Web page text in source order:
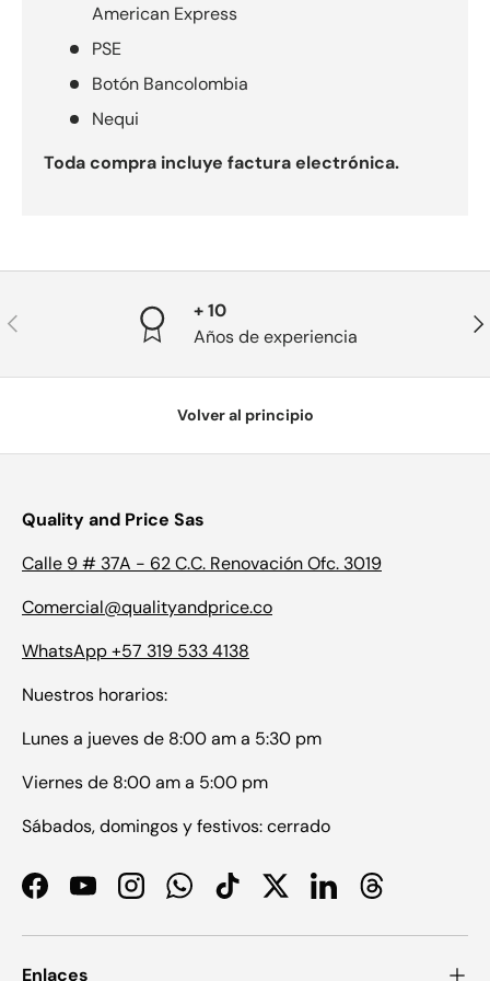
American Express
PSE
Botón Bancolombia
Nequi
Toda compra incluye factura electrónica.
Anterior
+ 10
Años de experiencia
Volver al principio
Quality and Price Sas
Calle 9 # 37A - 62 C.C. Renovación Ofc. 3019
Comercial@qualityandprice.co
WhatsApp +57 319 533 4138
Nuestros horarios:
Lunes a jueves de 8:00 am a 5:30 pm
Viernes de 8:00 am a 5:00 pm
Sábados, domingos y festivos: cerrado
FacebookYouTubeInstagramWhatsAppTikTokTwitterLinkedInThreads
Enlaces